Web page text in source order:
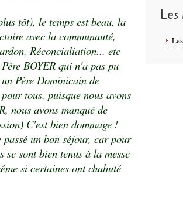
tôt), le temps est beau, la
avec la communauté,
Réconcialiation... etc
BOYER qui n'a pas pu
Père Dominicain de
tous, puisque nous avons
nous avons manqué de
C'est bien dommage !
passé un bon séjour, car pour
sont bien tenus à la messe
si certaines ont chahuté